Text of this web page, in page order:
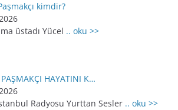
kimdir?
üstadı Yücel .. oku >>
PAŞMAKÇI HAYATINI K…
Radyosu Yurttan Sesler .. oku >>